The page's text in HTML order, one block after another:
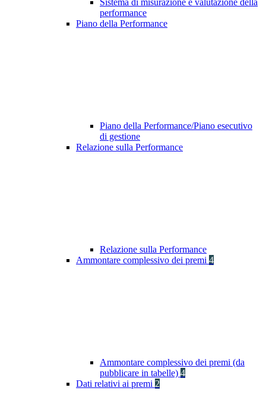
Sistema di misurazione e valutazione della
performance
Piano della Performance
Piano della Performance/Piano esecutivo
di gestione
Relazione sulla Performance
Relazione sulla Performance
Ammontare complessivo dei premi 4
Ammontare complessivo dei premi (da
pubblicare in tabelle) 4
Dati relativi ai premi 2